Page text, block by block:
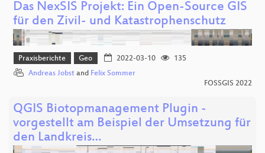
Das NexSIS Projekt: Ein Open-Source GIS
für den Zivil- und Katastrophenschutz
Praxisberichte Geo 2022-03-10
135
Andreas Jobst and Felix Sommer
FOSSGIS 2022
QGIS Biotopmanagement Plugin -
vorgestellt am Beispiel der Umsetzung für
den Landkreis…